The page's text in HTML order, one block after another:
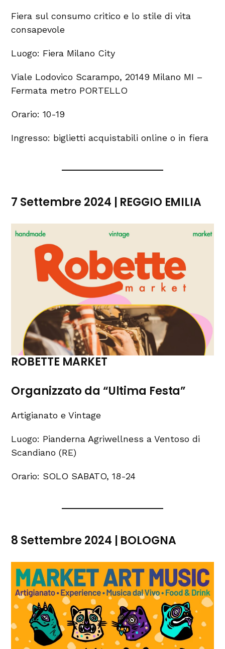
Fiera sul consumo critico e lo stile di vita
consapevole
Luogo: Fiera Milano City
Viale Lodovico Scarampo, 20149 Milano MI –
Fermata metro PORTELLO
Orario: 10-19
Ingresso: biglietti acquistabili online o in fiera
7 Settembre 2024 | REGGIO EMILIA
ROBETTE MARKET
Organizzato da “Ultima Festa”
Artigianato e Vintage
Luogo: Pianderna Agriwellness a Ventoso di
Scandiano (RE)
Orario: SOLO SABATO, 18-24
8 Settembre 2024 | BOLOGNA